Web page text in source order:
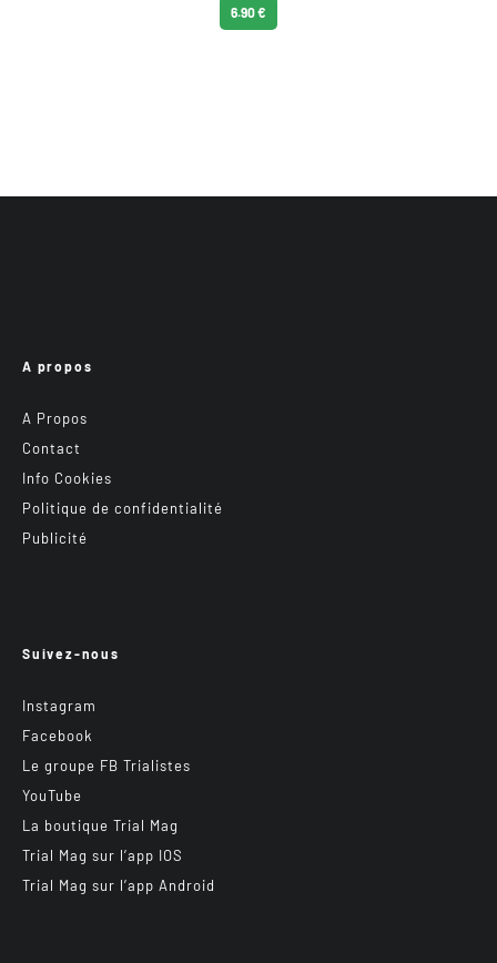
6.90 €
A propos
A Propos
Contact
Info Cookies
Politique de confidentialité
Publicité
Suivez-nous
Instagram
Facebook
Le groupe FB Trialistes
YouTube
La boutique Trial Mag
Trial Mag sur l’app IOS
Trial Mag sur l’app Android